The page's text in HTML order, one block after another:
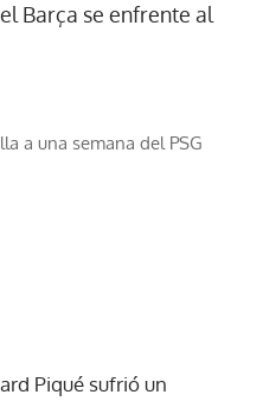
Barça se enfrente al
a una semana del PSG
Piqué sufrió un